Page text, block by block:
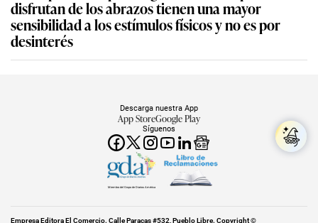
disfrutan de los abrazos tienen una mayor
sensibilidad a los estímulos físicos y no es por
desinterés
Síguenos
Descarga nuestra App
App StoreGoogle Play
Miembro del Grupo de Diarios América
Empresa Editora El Comercio. Calle Paracas #532, Pueblo Libre. Copyright ©